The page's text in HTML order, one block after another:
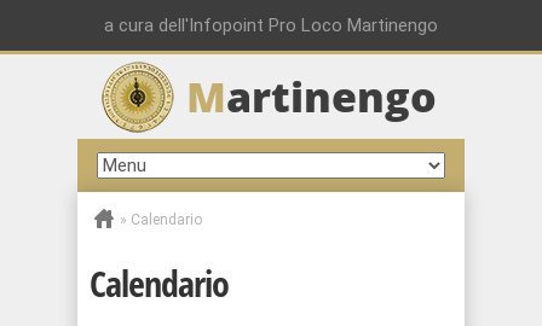
a cura dell'Infopoint Pro Loco Martinengo
Martinengo
» Calendario
Calendario